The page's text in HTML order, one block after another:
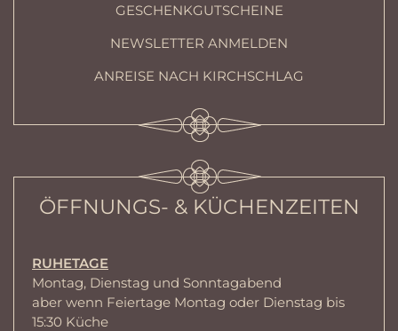
GESCHENKGUTSCHEINE
NEWSLETTER ANMELDEN
ANREISE NACH KIRCHSCHLAG
ÖFFNUNGS- & KÜCHENZEITEN
RUHETAGE
Montag, Dienstag und Sonntagabend
aber wenn Feiertage Montag oder Dienstag bis
15:30 Küche